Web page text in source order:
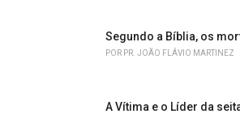
Segundo a Bíblia, os
POR PR. JOÃO FLÁVIO MARTINEZ
A Vítima e o Líder da